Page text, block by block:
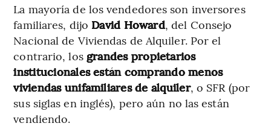
La mayoría de los vendedores son inversores
familiares, dijo David Howard, del Consejo
Nacional de Viviendas de Alquiler. Por el
contrario, los grandes propietarios
institucionales están comprando menos
viviendas unifamiliares de alquiler, o SFR (por
sus siglas en inglés), pero aún no las están
vendiendo.